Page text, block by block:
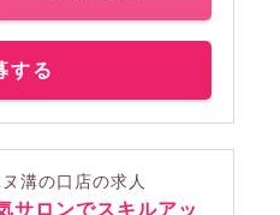
する
溝の口店の求人
サロンでスキルアッ